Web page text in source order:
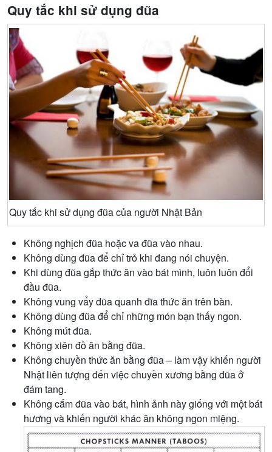
Quy tắc khi sử dụng đũa
Quy tắc khi sử dụng đũa của người Nhật Bản
Không nghịch đũa hoặc va đũa vào nhau.
Không dùng đũa để chỉ trỏ khi đang nói chuyện.
Khi dùng đũa gắp thức ăn vào bát mình, luôn luôn đổi
đầu đũa.
Không vung vẩy đũa quanh đĩa thức ăn trên bàn.
Không dùng đũa để chỉ những món bạn thấy ngon.
Không mút đũa.
Không xiên đồ ăn bằng đũa.
Không chuyền thức ăn bằng đũa – làm vậy khiến người
Nhật liên tượng đến việc chuyền xương bằng đũa ở
đám tang.
Không cắm đũa vào bát, hình ảnh này giống với một bát
hương và khiến người khác ăn không ngon miệng.